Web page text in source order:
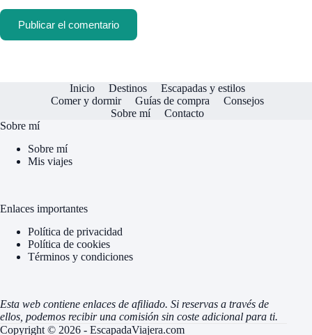
Publicar el comentario
Inicio Destinos
Escapadas y estilos
Comer y dormir
Guías de compra
Consejos
Sobre mí
Contacto
Sobre mí
Sobre mí
Mis viajes
Enlaces importantes
Política de privacidad
Política de cookies
Términos y condiciones
Esta web contiene enlaces de afiliado. Si reservas a través de
ellos, podemos recibir una comisión sin coste adicional para ti.
Copyright © 2026 - EscapadaViajera.com